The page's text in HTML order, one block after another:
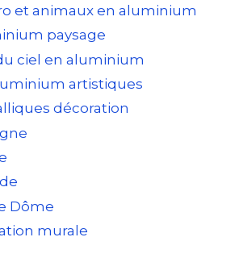
et animaux en aluminium
paysage
ciel en aluminium
artistiques
décoration
Dôme
murale